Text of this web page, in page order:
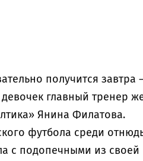
получится завтра
главный тренер
Янина Филатова.
футбола среди
с подопечными из своей